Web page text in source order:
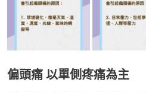
偏頭痛 以單側疼痛為主